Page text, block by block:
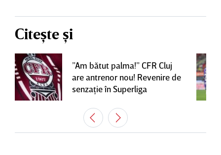
Citește și
”Am bătut palma!” CFR Cluj
are antrenor nou! Revenire de
senzaţie în Superliga